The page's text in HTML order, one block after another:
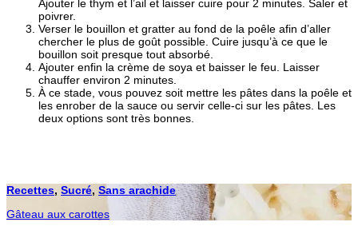
Ajouter le thym et l’ail et laisser cuire pour 2 minutes. Saler et
poivrer.
Verser le bouillon et gratter au fond de la poêle afin d’aller
chercher le plus de goût possible. Cuire jusqu’à ce que le
bouillon soit presque tout absorbé.
Ajouter enfin la crème de soya et baisser le feu. Laisser
chauffer environ 2 minutes.
À ce stade, vous pouvez soit mettre les pâtes dans la poêle et
les enrober de la sauce ou servir celle-ci sur les pâtes. Les
deux options sont très bonnes.
Recettes, Sucré, Sans arachide
Gâteau aux carottes